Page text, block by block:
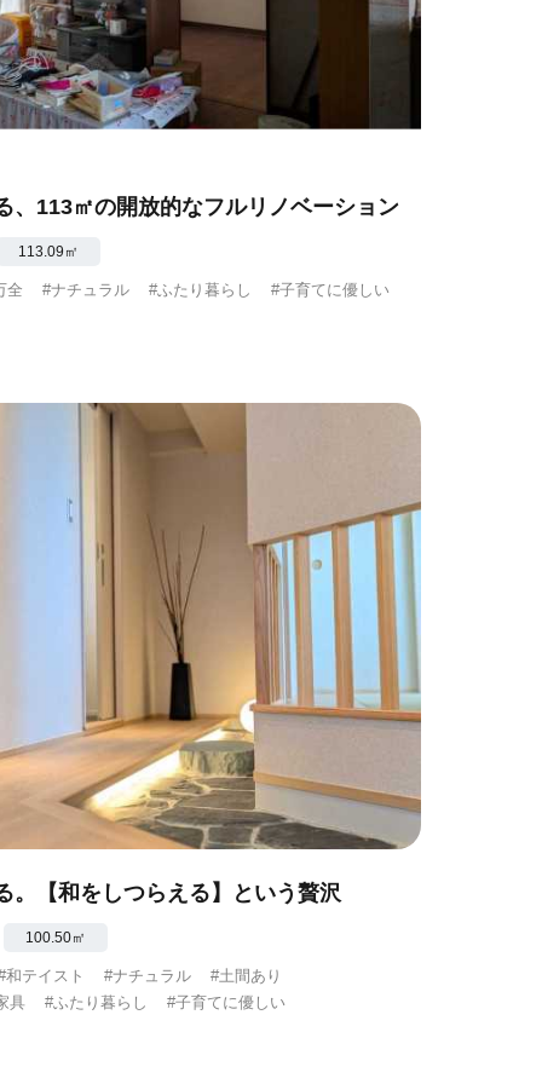
、113㎡の開放的なフルリノベーション
113.09㎡
全 #ナチュラル #ふたり暮らし #子育てに優しい
。【和をしつらえる】という贅沢
100.50㎡
和テイスト #ナチュラル
#土間あり
具
#ふたり暮らし #子育てに優しい